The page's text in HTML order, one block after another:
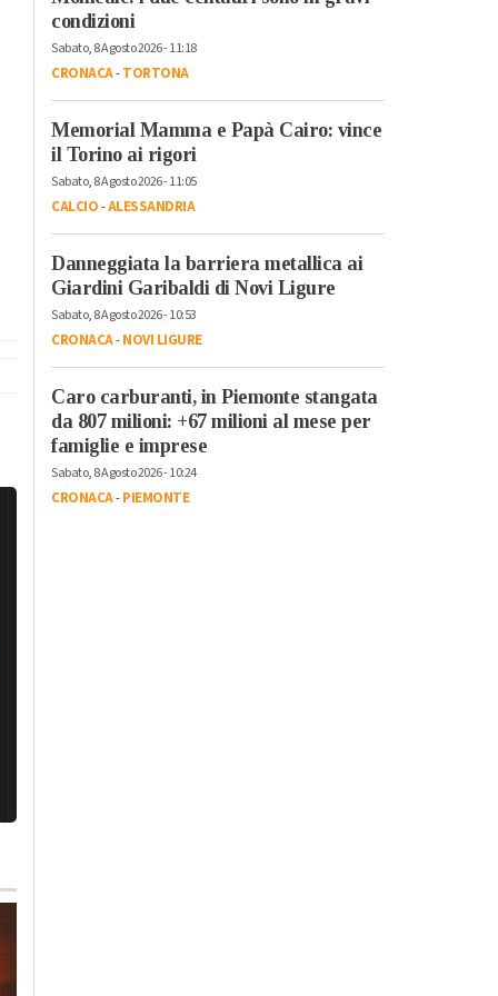
condizioni
Sabato, 8 Agosto 2026 - 11:18
CRONACA-TORTONA
Memorial Mamma e Papà Cairo: vince
il Torino ai rigori
Sabato, 8 Agosto 2026 - 11:05
CALCIO-ALESSANDRIA
Danneggiata la barriera metallica ai
Giardini Garibaldi di Novi Ligure
Sabato, 8 Agosto 2026 - 10:53
CRONACA-NOVI LIGURE
Caro carburanti, in Piemonte stangata
da 807 milioni: +67 milioni al mese per
famiglie e imprese
Sabato, 8 Agosto 2026 - 10:24
CRONACA-PIEMONTE